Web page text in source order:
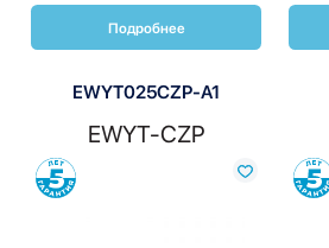
Подробнее
EWYT025CZP-A1
EWYT-CZP